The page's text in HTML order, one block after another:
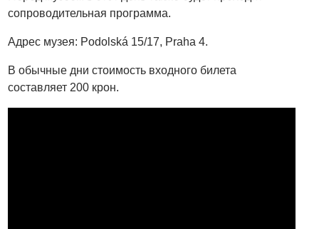
сопроводительная программа.
Адрес музея: Podolská 15/17, Praha 4.
В обычные дни стоимость входного билета
составляет 200 крон.